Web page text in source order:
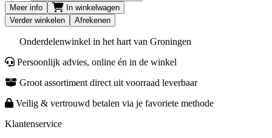
Meer info
In winkelwagen
Verder winkelen
Afrekenen
Onderdelenwinkel in het hart van Groningen
Persoonlijk advies, online én in de winkel
Groot assortiment direct uit voorraad leverbaar
Veilig & vertrouwd betalen via je favoriete methode
Klantenservice